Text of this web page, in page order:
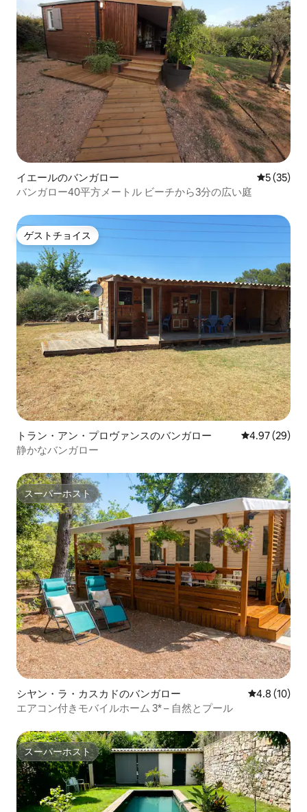
イエールのバンガロー レビュー
5 (35)
バンガロー40平方メートル ビーチから3分の広い庭
ゲストチョイス
ゲストチョイス
トラン・アン・プロヴァンスのバンガロー レビュー29
4.97 (29)
静かなバンガロー
スーパーホスト
スーパーホスト
シヤン・ラ・カスカドのバンガロー レビュー10
4.8 (10)
エアコン付きモバイルホーム 3* – 自然とプール
スーパーホスト
スーパーホスト